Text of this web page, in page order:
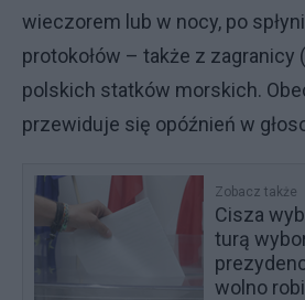
wieczorem lub w nocy, po
protokołów – także z zagranicy
polskich statków morskich.
przewiduje się opóźnień w
Zobacz także
Cisza
turą
wolno